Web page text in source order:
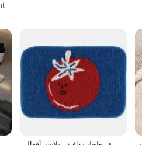
practicality. Crafted from high-quality,
or seeking a reliable solution for
stability.
also incredibly easy to maintain,